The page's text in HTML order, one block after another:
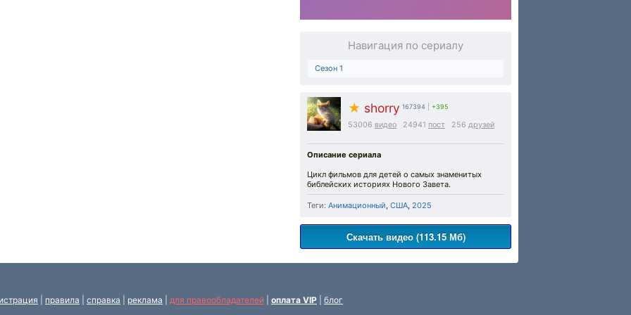
Навигация по сериалу
Сезон 1
★ shorry 167394 +395
53006 видео 24941 пост 256 друзей
Описание сериала
Цикл фильмов для детей о самых знаменитых
библейских историях Нового Завета.
Теги: Анимационный, США, 2025
Скачать видео (113.15 Мб)
правила справка реклама для правообладателей оплата VIP блог